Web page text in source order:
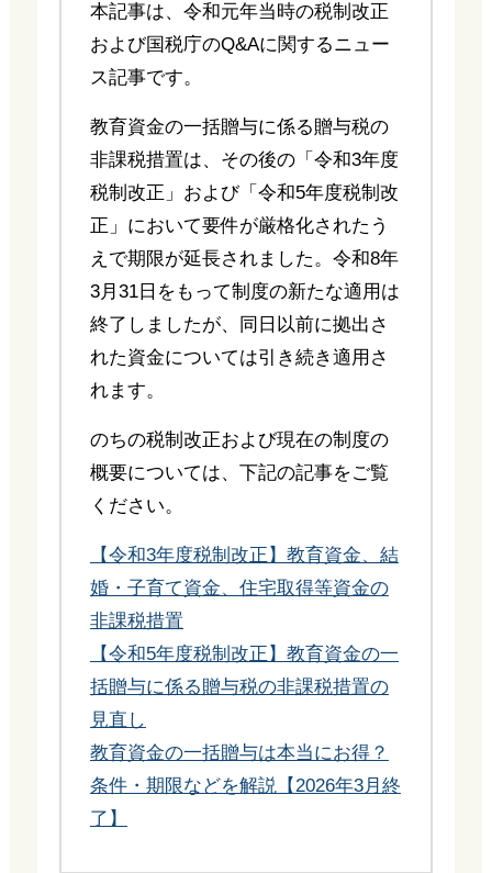
本記事は、令和元年当時の税制改正
および国税庁のQ&Aに関するニュー
ス記事です。
教育資金の一括贈与に係る贈与税の
非課税措置は、その後の「令和3年度
税制改正」および「令和5年度税制改
正」において要件が厳格化されたう
えで期限が延長されました。令和8年
3月31日をもって制度の新たな適用は
終了しましたが、同日以前に拠出さ
れた資金については引き続き適用さ
れます。
のちの税制改正および現在の制度の
概要については、下記の記事をご覧
ください。
【令和3年度税制改正】教育資金、結
婚・子育て資金、住宅取得等資金の
非課税措置
【令和5年度税制改正】教育資金の一
括贈与に係る贈与税の非課税措置の
見直し
教育資金の一括贈与は本当にお得？
条件・期限などを解説【2026年3月終
了】